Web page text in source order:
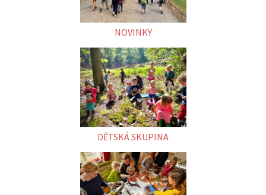
NOVINKY
DĚTSKÁ SKUPINA